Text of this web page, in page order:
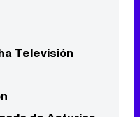
Televisión